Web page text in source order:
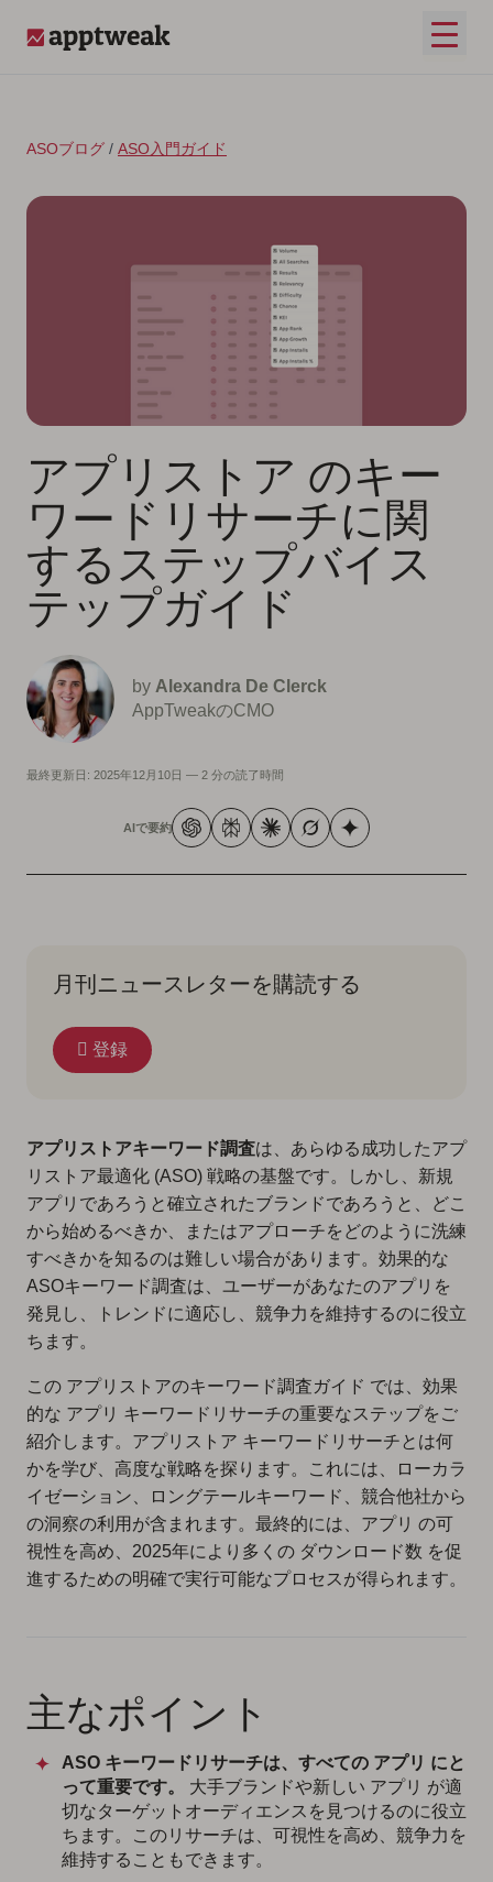
メイ
ASOブログ / ASO入門ガイド
アプリストア のキー
ワードリサーチに関
するステップバイス
テップガイド
by Alexandra De Clerck
AppTweakのCMO
最終更新日: 2025年12月10日 — 2 分の読了時間
AIで要約
月刊ニュースレターを購読する
登録
アプリストアキーワード調査は、あらゆる成功したアプ
リストア最適化 (ASO) 戦略の基盤です。しかし、新規
アプリであろうと確立されたブランドであろうと、どこ
から始めるべきか、またはアプローチをどのように洗練
すべきかを知るのは難しい場合があります。効果的な
ASOキーワード調査は、ユーザーがあなたのアプリを
発見し、トレンドに適応し、競争力を維持するのに役立
ちます。
この アプリストアのキーワード調査ガイド では、効果
的な アプリ キーワードリサーチの重要なステップをご
紹介します。アプリストア キーワードリサーチとは何
かを学び、高度な戦略を探ります。これには、ローカラ
イゼーション、ロングテールキーワード、競合他社から
の洞察の利用が含まれます。最終的には、アプリ の可
視性を高め、2025年により多くの ダウンロード数 を促
進するための明確で実行可能なプロセスが得られます。
主なポイント
ASO キーワードリサーチは、すべての アプリ にと
って重要です。 大手ブランドや新しい アプリ が適
切なターゲットオーディエンスを見つけるのに役立
ちます。このリサーチは、可視性を高め、競争力を
維持することもできます。